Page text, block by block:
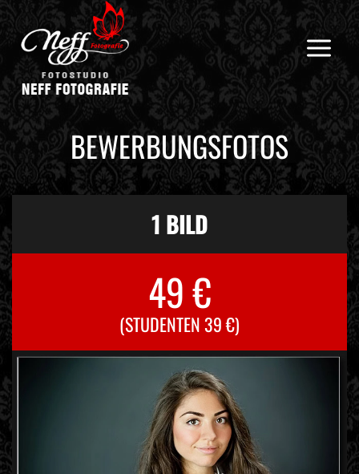
Zum
Inhalt
springen
BEWERBUNGSFOTOS
1 BILD
49 €
(STUDENTEN 39 €)